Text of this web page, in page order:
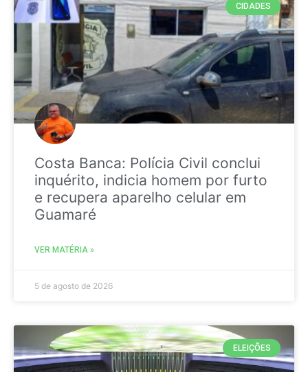
CIDADES
Costa Banca: Polícia Civil conclui
inquérito, indicia homem por furto
e recupera aparelho celular em
Guamaré
VER MATÉRIA »
5 de agosto de 2026
ELEIÇÕES